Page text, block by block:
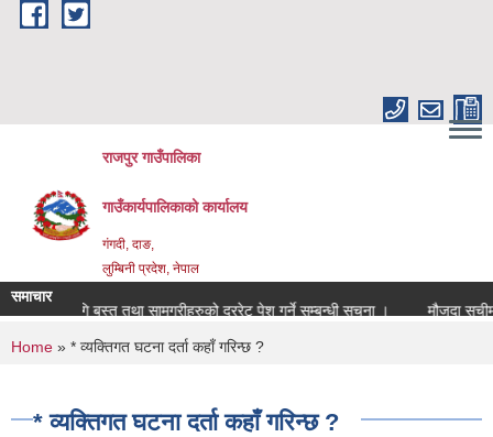
Skip to main content
राजपुर गाउँपालिका
गाउँकार्यपालिकाको कार्यालय
गंगदी, दाङ,
लुम्बिनी प्रदेश, नेपाल
समाचार
को लागि बस्तु तथा सामग्रीहरुको दररेट पेश गर्ने सम्बन्धी सूचना ।
मौजुदा
You are here
Home » * व्यक्तिगत घटना दर्ता कहाँ गरिन्छ ?
* व्यक्तिगत घटना दर्ता कहाँ गरिन्छ ?